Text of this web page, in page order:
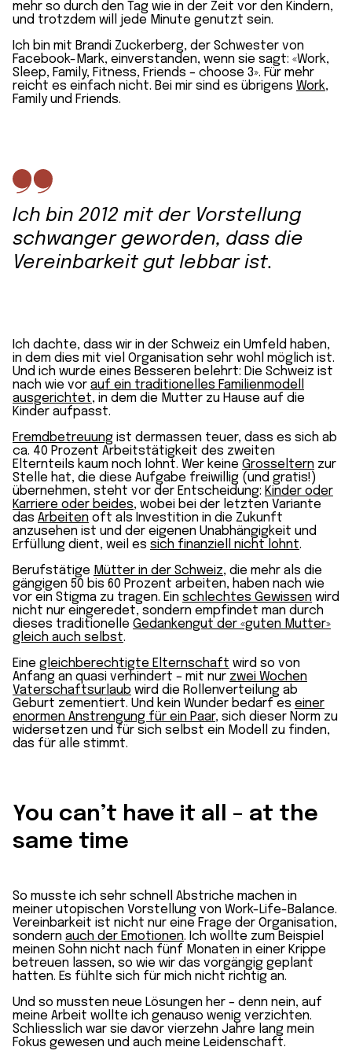
mehr so durch den Tag wie in der Zeit vor den Kindern,
und trotzdem will jede Minute genutzt sein.
Ich bin mit Brandi Zuckerberg, der Schwester von
Facebook-Mark, einverstanden, wenn sie sagt: «Work,
Sleep, Family, Fitness, Friends – choose 3». Für mehr
reicht es einfach nicht. Bei mir sind es übrigens Work,
Family und Friends.
Ich bin 2012 mit der Vorstellung
schwanger geworden, dass die
Vereinbarkeit gut lebbar ist.
Ich dachte, dass wir in der Schweiz ein Umfeld haben,
in dem dies mit viel Organisation sehr wohl möglich ist.
Und ich wurde eines Besseren belehrt: Die Schweiz ist
nach wie vor auf ein traditionelles Familienmodell
ausgerichtet, in dem die Mutter zu Hause auf die
Kinder aufpasst.
Fremdbetreuung ist dermassen teuer, dass es sich ab
ca. 40 Prozent Arbeitstätigkeit des zweiten
Elternteils kaum noch lohnt. Wer keine Grosseltern zur
Stelle hat, die diese Aufgabe freiwillig (und gratis!)
übernehmen, steht vor der Entscheidung: Kinder oder
Karriere oder beides, wobei bei der letzten Variante
das Arbeiten oft als Investition in die Zukunft
anzusehen ist und der eigenen Unabhängigkeit und
Erfüllung dient, weil es sich finanziell nicht lohnt.
Berufstätige Mütter in der Schweiz, die mehr als die
gängigen 50 bis 60 Prozent arbeiten, haben nach wie
vor ein Stigma zu tragen. Ein schlechtes Gewissen wird
nicht nur eingeredet, sondern empfindet man durch
dieses traditionelle Gedankengut der «guten Mutter»
gleich auch selbst.
Eine gleichberechtigte Elternschaft wird so von
Anfang an quasi verhindert – mit nur zwei Wochen
Vaterschaftsurlaub wird die Rollenverteilung ab
Geburt zementiert. Und kein Wunder bedarf es einer
enormen Anstrengung für ein Paar, sich dieser Norm zu
widersetzen und für sich selbst ein Modell zu finden,
das für alle stimmt.
You can’t have it all – at the
same time
So musste ich sehr schnell Abstriche machen in
meiner utopischen Vorstellung von Work-Life-Balance.
Vereinbarkeit ist nicht nur eine Frage der Organisation,
sondern auch der Emotionen. Ich wollte zum Beispiel
meinen Sohn nicht nach fünf Monaten in einer Krippe
betreuen lassen, so wie wir das vorgängig geplant
hatten. Es fühlte sich für mich nicht richtig an.
Und so mussten neue Lösungen her – denn nein, auf
meine Arbeit wollte ich genauso wenig verzichten.
Schliesslich war sie davor vierzehn Jahre lang mein
Fokus gewesen und auch meine Leidenschaft.